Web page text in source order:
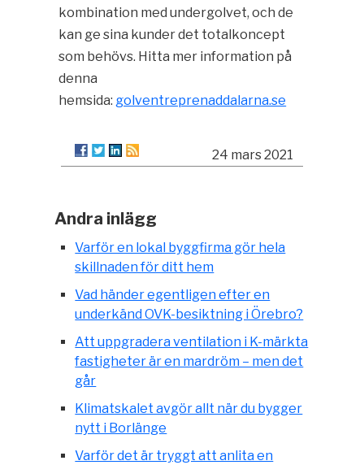
kombination med undergolvet, och de
kan ge sina kunder det totalkoncept
som behövs. Hitta mer information på
denna
hemsida: golventreprenaddalarna.se
24 mars 2021
Andra inlägg
Varför en lokal byggfirma gör hela
skillnaden för ditt hem
Vad händer egentligen efter en
underkänd OVK-besiktning i Örebro?
Att uppgradera ventilation i K-märkta
fastigheter är en mardröm – men det
går
Klimatskalet avgör allt när du bygger
nytt i Borlänge
Varför det är tryggt att anlita en